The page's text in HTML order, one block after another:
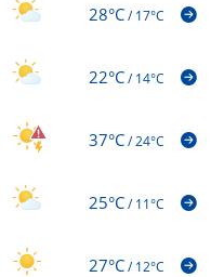
28°C/17°C
22°C/14°C
37°C/24°C
25°C/11°C
27°C/12°C